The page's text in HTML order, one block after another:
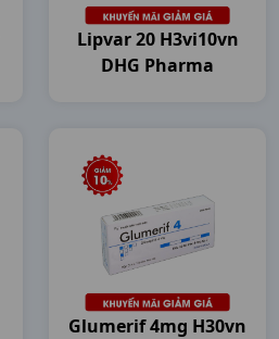
Lipvar 20 H3vi10vn
DHG Pharma
Glumerif 4mg H30vn